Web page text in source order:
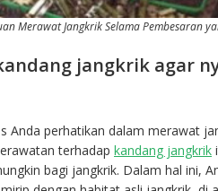
Merawat Jangkrik Selama Pembesaran
jangkrik agar
Anda perhatikan dalam merawat
terhadap kandang jangkrik
bagi jangkrik. Dalam hal ini,